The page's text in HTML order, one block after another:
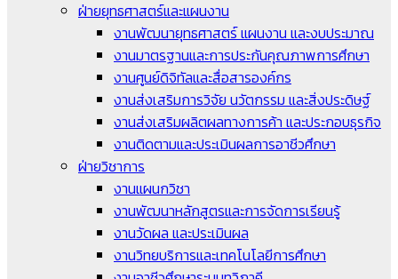
ฝ่ายยุทธศาสตร์และแผนงาน
งานพัฒนายุทธศาสตร์ แผนงาน และงบประมาณ
งานมาตรฐานและการประกันคุณภาพการศึกษา
งานศูนย์ดิจิทัลและสื่อสารองค์กร
งานส่งเสริมการวิจัย นวัตกรรม และสิ่งประดิษฐ์
งานส่งเสริมผลิตผลทางการค้า และประกอบธุรกิจ
งานติดตามและประเมินผลการอาชีวศึกษา
ฝ่ายวิชาการ
งานแผนกวิชา
งานพัฒนาหลักสูตรและการจัดการเรียนรู้
งานวัดผล และประเมินผล
งานวิทยบริการและเทคโนโลยีการศึกษา